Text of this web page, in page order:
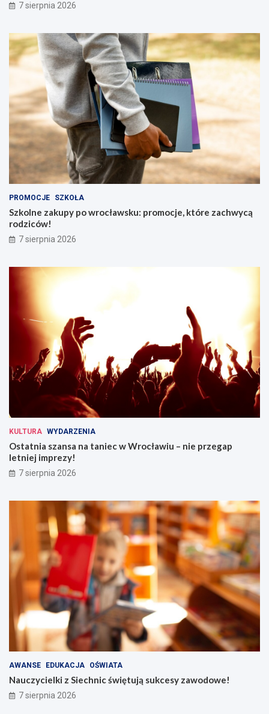
7 sierpnia 2026
PROMOCJE SZKOŁA
Szkolne zakupy po wrocławsku: promocje, które zachwycą
rodziców!
7 sierpnia 2026
KULTURA WYDARZENIA
Ostatnia szansa na taniec w Wrocławiu – nie przegap
letniej imprezy!
7 sierpnia 2026
AWANSE EDUKACJA OŚWIATA
Nauczycielki z Siechnic świętują sukcesy zawodowe!
7 sierpnia 2026